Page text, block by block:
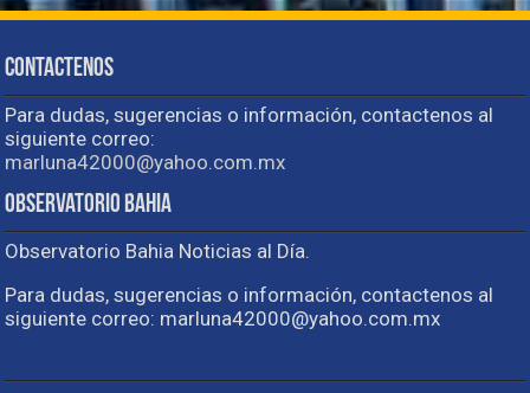
Contactenos
Para dudas, sugerencias o información, contactenos al
siguiente correo:
marluna42000@yahoo.com.mx
Observatorio Bahia
Observatorio Bahia Noticias al Día.
Para dudas, sugerencias o información, contactenos al
siguiente correo: marluna42000@yahoo.com.mx